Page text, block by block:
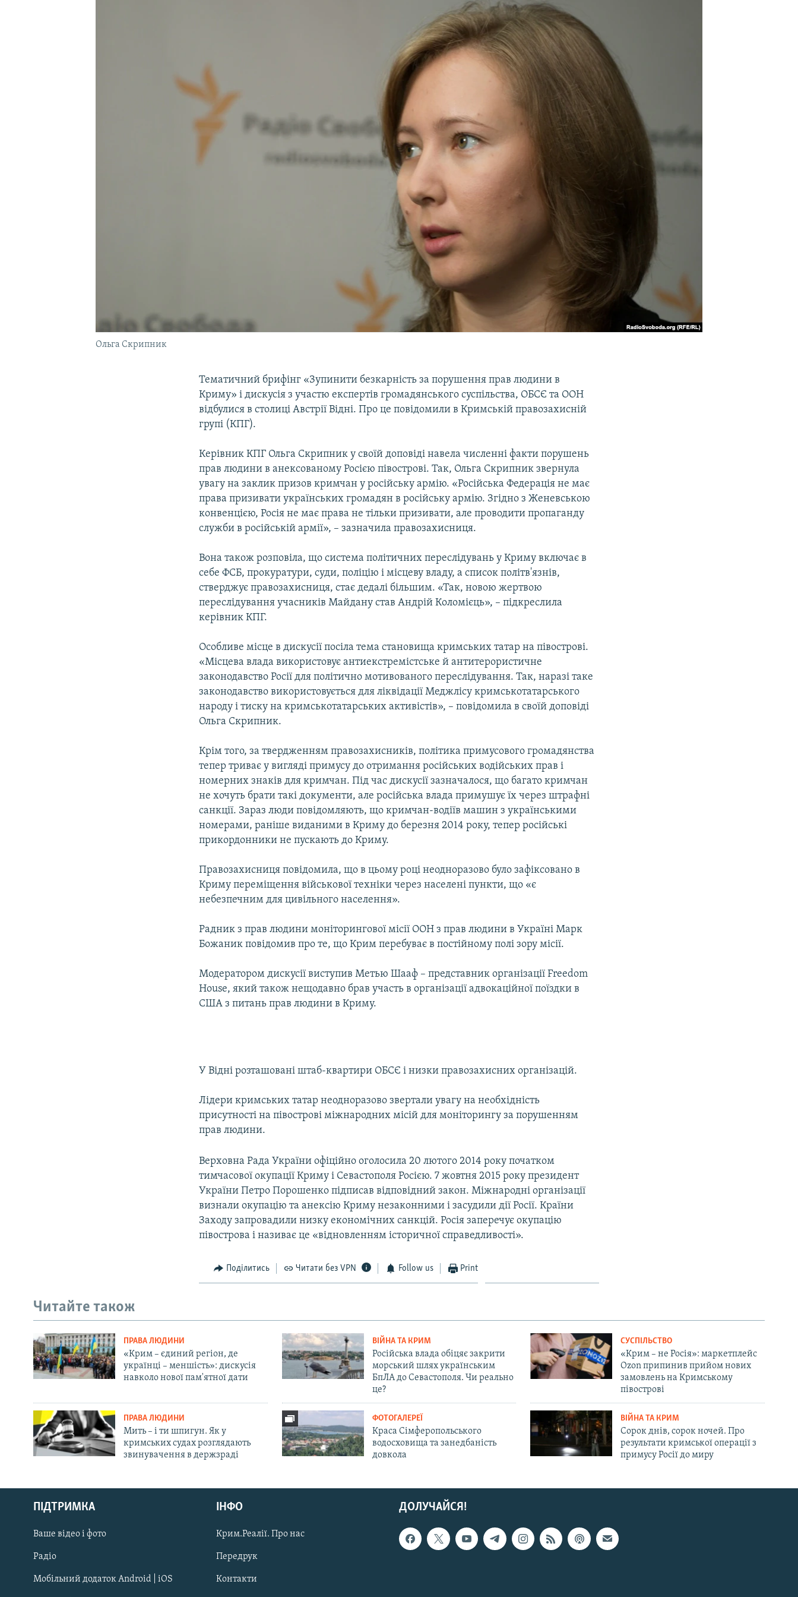
Русский
Qırımtatar
ДОЛУЧАЙСЯ!
Ольга Скрипник
Тематичний брифінг «Зупинити безкарність за порушення прав людини в
Криму» і дискусія з участю експертів громадянського суспільства, ОБСЄ та ООН
відбулися в столиці Австрії Відні. Про це повідомили в Кримській правозахисній
групі (КПГ).
Керівник КПГ Ольга Скрипник у своїй доповіді навела численні факти порушень
прав людини в анексованому Росією півострові. Так, Ольга Скрипник звернула
увагу на заклик призов кримчан у російську армію. «Російська Федерація не має
права призивати українських громадян в російську армію. Згідно з Женевською
конвенцією, Росія не має права не тільки призивати, але проводити пропаганду
служби в російській армії», – зазначила правозахисниця.
Вона також розповіла, що система політичних переслідувань у Криму включає в
себе ФСБ, прокуратури, суди, поліцію і місцеву владу, а список політв'язнів,
стверджує правозахисниця, стає дедалі більшим. «Так, новою жертвою
переслідування учасників Майдану став Андрій Коломієць», – підкреслила
керівник КПГ.
Особливе місце в дискусії посіла тема становища кримських татар на півострові.
«Місцева влада використовує антиекстремістське й антитерористичне
законодавство Росії для політично мотивованого переслідування. Так, наразі таке
законодавство використовується для ліквідації Меджлісу кримськотатарського
народу і тиску на кримськотатарських активістів», – повідомила в своїй доповіді
Ольга Скрипник.
Крім того, за твердженням правозахисників, політика примусового громадянства
тепер триває у вигляді примусу до отримання російських водійських прав і
номерних знаків для кримчан. Під час дискусії зазначалося, що багато кримчан
не хочуть брати такі документи, але російська влада примушує їх через штрафні
санкції. Зараз люди повідомляють, що кримчан-водіїв машин з українськими
номерами, раніше виданими в Криму до березня 2014 року, тепер російські
прикордонники не пускають до Криму.
Правозахисниця повідомила, що в цьому році неодноразово було зафіксовано в
Криму переміщення військової техніки через населені пункти, що «є
небезпечним для цивільного населення».
Радник з прав людини моніторингової місії ООН з прав людини в Україні Марк
Божаник повідомив про те, що Крим перебуває в постійному полі зору місії.
Модератором дискусії виступив Метью Шааф – представник організації Freedom
House, який також нещодавно брав участь в організації адвокаційної поїздки в
США з питань прав людини в Криму.
У Відні розташовані штаб-квартири ОБСЄ і низки правозахисних організацій.
Лідери кримських татар неодноразово звертали увагу на необхідність
присутності на півострові міжнародних місій для моніторингу за порушенням
прав людини.
Верховна Рада України офіційно оголосила 20 лютого 2014 року початком
тимчасової окупації Криму і Севастополя Росією. 7 жовтня 2015 року президент
України Петро Порошенко підписав відповідний закон. Міжнародні організації
визнали окупацію та анексію Криму незаконними і засудили дії Росії. Країни
Заходу запровадили низку економічних санкцій. Росія заперечує окупацію
півострова і називає це «відновленням історичної справедливості».
Поділитись Читати без VPN Follow us Print
Читайте також
ПРАВА ЛЮДИНИ
«Крим – єдиний регіон, де
українці – меншість»: дискусія
навколо нової пам'ятної дати
ВІЙНА ТА КРИМ
Російська влада обіцяє закрити
морський шлях українським
БпЛА до Севастополя. Чи реально
це?
СУСПІЛЬСТВО
«Крим – не Росія»: маркетплейс
Ozon припинив прийом нових
замовлень на Кримському
півострові
ПРАВА ЛЮДИНИ
Мить – і ти шпигун. Як у
кримських судах розглядають
звинувачення в держзраді
ФОТОГАЛЕРЕЇ
Краса Сімферопольського
водосховища та занедбаність
довкола
ВІЙНА ТА КРИМ
Сорок днів, сорок ночей. Про
результати кримської операції з
примусу Росії до миру
ДОЛУЧАЙСЯ!
ПІДТРИМКА
Ваше відео і фото
Радіо
Мобільний додаток Android | iOS
ІНФО
Крим.Реалії. Про нас
Передрук
Контакти